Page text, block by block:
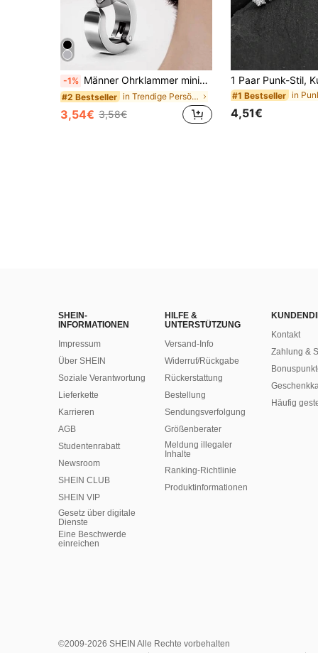
-1% Männer Ohrklammer minimalistisch Edelstahl
#2 Bestseller in Trendige Persönlichkeit Männer Ohrringe
3,54€ 3,58€
#1 Bestseller
4,51€
SHEIN-
INFORMATIONEN
Impressum
Über SHEIN
Soziale Verantwortung
Lieferkette
Karrieren
AGB
Studentenrabatt
Newsroom
SHEIN CLUB
SHEIN VIP
Gesetz über digitale
Dienste
Eine Beschwerde
einreichen
HILFE &
UNTERSTÜTZUNG
Versand-Info
Widerruf/Rückgabe
Rückerstattung
Bestellung
Sendungsverfolgung
Größenberater
Meldung illegaler
Inhalte
Ranking-Richtlinie
​Produktinformationen
Kontakt
Zahlung &
Häufig
©2009-2026 SHEIN Alle Rechte vorbehalten